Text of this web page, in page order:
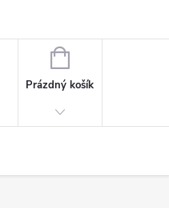
NÁKUPNÍ
KOŠÍK
Prázdný košík